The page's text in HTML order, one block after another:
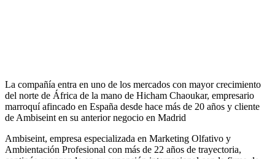
La compañía entra en uno de los mercados con mayor crecimiento
del norte de África de la mano de Hicham Chaoukar, empresario
marroquí afincado en España desde hace más de 20 años y cliente
de Ambiseint en su anterior negocio en Madrid
Ambiseint, empresa especializada en Marketing Olfativo y
Ambientación Profesional con más de 22 años de trayectoria,